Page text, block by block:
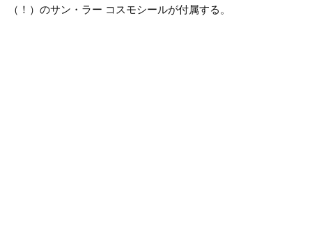
（！）のサン・ラー コスモシールが付属する。